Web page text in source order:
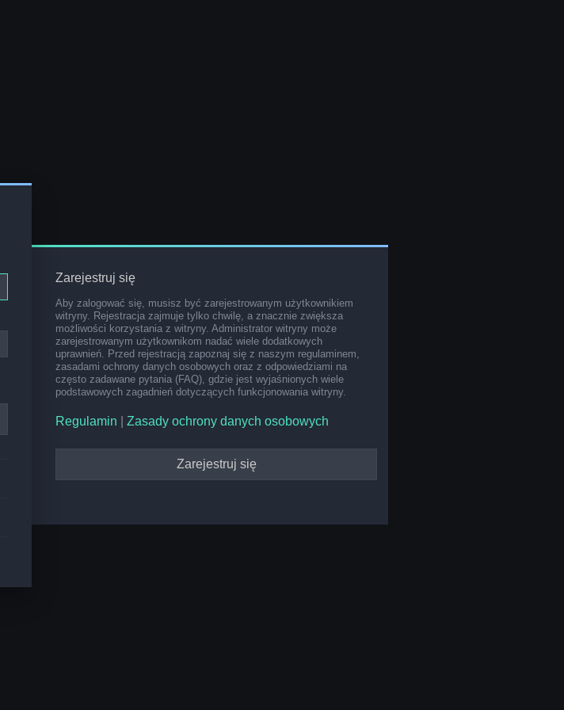
Zarejestruj się
Aby zalogować się, musisz być zarejestrowanym użytkownikiem
witryny. Rejestracja zajmuje tylko chwilę, a znacznie zwiększa
możliwości korzystania z witryny. Administrator witryny może
zarejestrowanym użytkownikom nadać wiele dodatkowych
uprawnień. Przed rejestracją zapoznaj się z naszym regulaminem,
zasadami ochrony danych osobowych oraz z odpowiedziami na
często zadawane pytania (FAQ), gdzie jest wyjaśnionych wiele
podstawowych zagadnień dotyczących funkcjonowania witryny.
Regulamin Zasady ochrony danych osobowych
Zarejestruj się